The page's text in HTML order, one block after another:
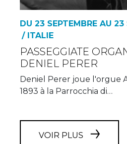
DU 23 SEPTEMBRE AU 23
/ ITALIE
PASSEGGIATE
DENIEL PERER
Deniel Perer joue l'orgue
1893 à la Parrocchia di…
VOIR PLUS